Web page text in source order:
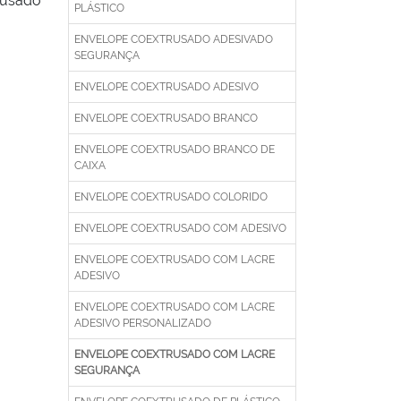
PLÁSTICO
ENVELOPE COEXTRUSADO ADESIVADO
SEGURANÇA
ENVELOPE COEXTRUSADO ADESIVO
ENVELOPE COEXTRUSADO BRANCO
ENVELOPE COEXTRUSADO BRANCO DE
CAIXA
ENVELOPE COEXTRUSADO COLORIDO
ENVELOPE COEXTRUSADO COM ADESIVO
ENVELOPE COEXTRUSADO COM LACRE
ADESIVO
ENVELOPE COEXTRUSADO COM LACRE
ADESIVO PERSONALIZADO
ENVELOPE COEXTRUSADO COM LACRE
SEGURANÇA